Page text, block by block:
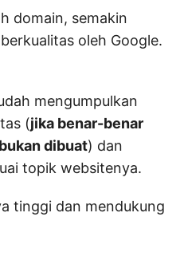
domain, semakin
oleh Google.
mengumpulkan
(jika benar-benar
dibuat) dan
topik websitenya.
tinggi dan mendukung